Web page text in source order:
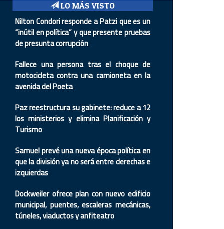
LO MÁS VISTO
Nilton Condori responde a Patzi que es un
“inútil en política” y que presente pruebas
de presunta corrupción
Fallece una persona tras el choque de
motocicleta contra una camioneta en la
avenida del Poeta
Paz reestructura su gabinete: reduce a 12
los ministerios y elimina Planificación y
Turismo
Samuel prevé una nueva época política en
que la división ya no será entre derechas e
izquierdas
Dockweiler ofrece plan con nuevo edificio
municipal, puentes, escaleras mecánicas,
túneles, viaductos y anfiteatro